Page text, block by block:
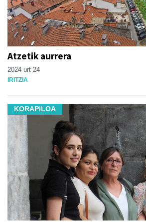
Atzetik aurrera
2024 urt 24
IRITZIA
KORAPILOA